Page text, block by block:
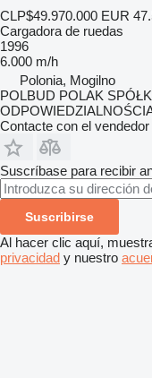
CLP$49.970.000 EUR
Cargadora de ruedas
1996
6.000 m/h
Polonia, Mogilno
POLBUD POLAK
Contacte con el vendedor
Suscríbase para recibir
Suscribirse
Al hacer clic aquí,
privacidad y nuestro